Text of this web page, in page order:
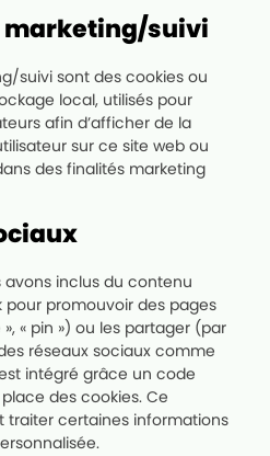
marketing/suivi
suivi sont des cookies ou
local, utilisés pour
afin d’afficher de la
sur ce site web ou
des finalités marketing
avons inclus du contenu
promouvoir des pages
« pin ») ou les partager (par
réseaux sociaux comme
intégré grâce un code
des cookies. Ce
certaines informations